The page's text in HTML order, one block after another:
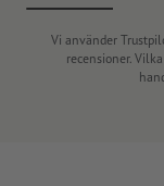
Vi använder
recensioner.